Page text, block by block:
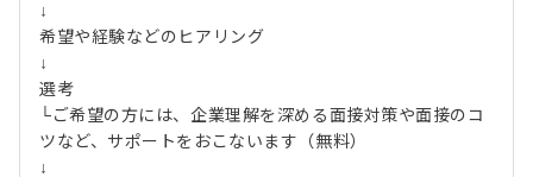
↓
希望や経験などのヒアリング
↓
選考
└ご希望の方には、企業理解を深める面接対策や面接のコ
ツなど、サポートをおこないます（無料）
↓